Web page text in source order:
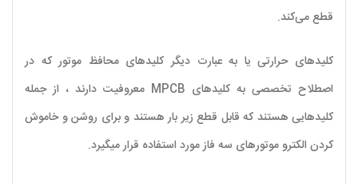
قطع می‌کند.
کلید‌های حرارتی یا به عبارت دیگر کلید‌های محافظ موتور که در
اصطلاح تخصصی به کلید‌های MPCB معروفیت دارند ، از جمله
کلید‌هایی هستند که قابل قطع زیر بار هستند و برای روشن و خاموش
کردن الکترو موتور‌های سه فاز مورد استفاده قرار میگیرد.